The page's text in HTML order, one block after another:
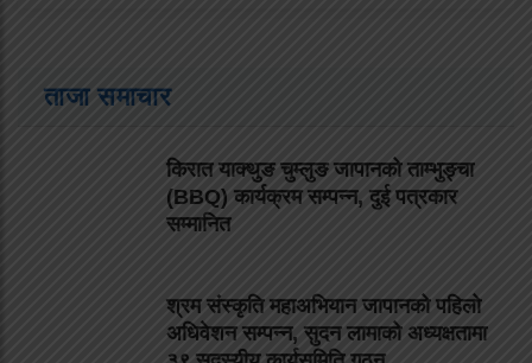
ताजा समाचार
किरात याक्थुङ चुम्लुङ जापानको ताम्भुङ्चा
(BBQ) कार्यक्रम सम्पन्न, दुई पत्रकार
सम्मानित
श्रम संस्कृति महाअभियान जापानको पहिलो
अधिवेशन सम्पन्न, सुदन लामाको अध्यक्षतामा